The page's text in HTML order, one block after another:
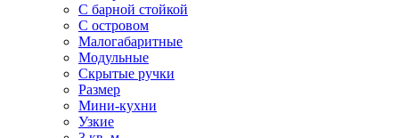
С барной стойкой
С островом
Малогабаритные
Модульные
Скрытые ручки
Размер
Мини-кухни
Узкие